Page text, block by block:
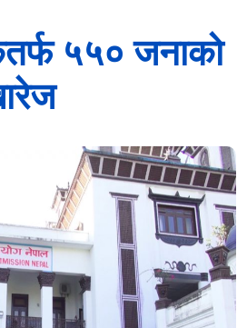
५५० जनाको